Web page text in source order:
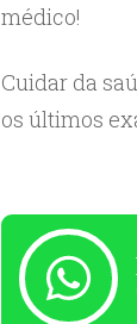
médico!
Cuidar da
os últimos